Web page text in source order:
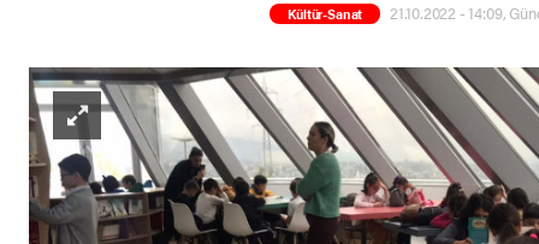
Kültür-Sanat 21.10.2022 - 14:09,